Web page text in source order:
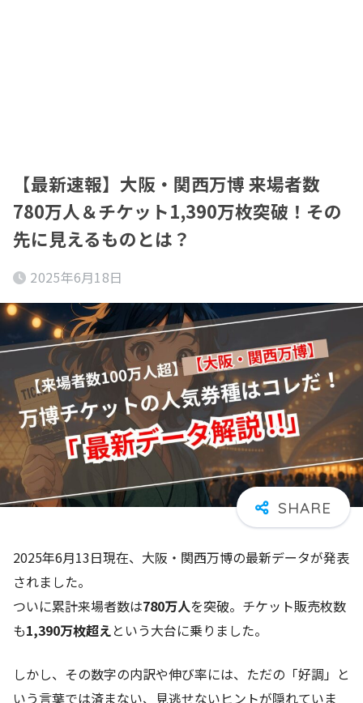
【最新速報】大阪・関西万博 来場者数
780万人＆チケット1,390万枚突破！その
先に見えるものとは？
2025年6月18日
2025年6月13日現在、大阪・関西万博の最新データが発表
されました。
ついに累計来場者数は780万人を突破。チケット販売枚数
も1,390万枚超えという大台に乗りました。
しかし、その数字の内訳や伸び率には、ただの「好調」と
いう言葉では済まない、見逃せないヒントが隠れていま